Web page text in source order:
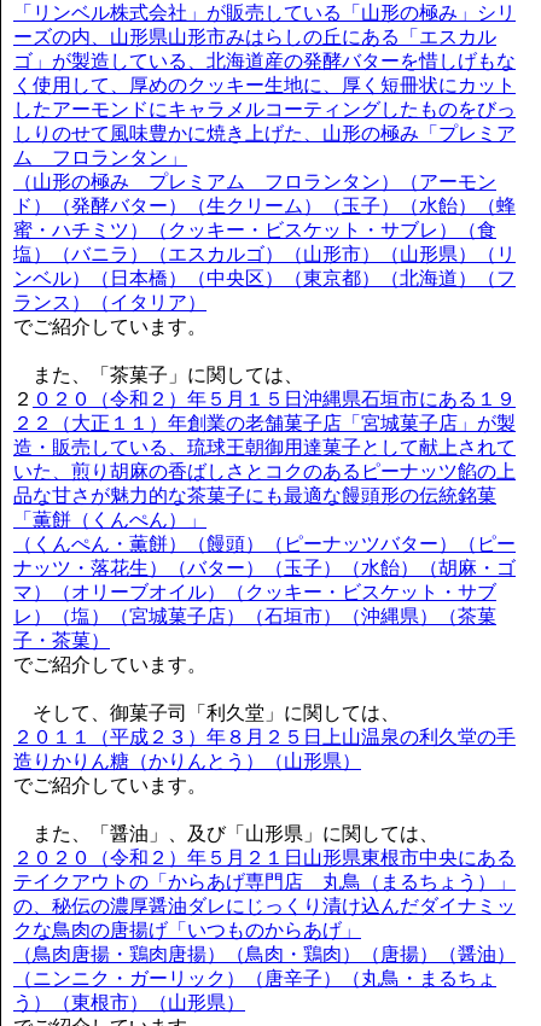
「リンベル株式会社」が販売している「山形の極み」シリ
ーズの内、山形県山形市みはらしの丘にある「エスカル
ゴ」が製造している、北海道産の発酵バターを惜しげもな
く使用して、厚めのクッキー生地に、厚く短冊状にカット
したアーモンドにキャラメルコーティングしたものをびっ
しりのせて風味豊かに焼き上げた、山形の極み「プレミア
ム フロランタン」
（山形の極み プレミアム フロランタン）（アーモン
ド）（発酵バター）（生クリーム）（玉子）（水飴）（蜂
蜜・ハチミツ）（クッキー・ビスケット・サブレ）（食
塩）（バニラ）（エスカルゴ）（山形市）（山形県）（リ
ンベル）（日本橋）（中央区）（東京都）（北海道）（フ
ランス）（イタリア）
でご紹介しています。
また、「茶菓子」に関しては、
２ ０２０（令和２）年５月１５日沖縄県石垣市にある１９
２２（大正１１）年創業の老舗菓子店「宮城菓子店」が製
造・販売している、琉球王朝御用達菓子として献上されて
いた、煎り胡麻の香ばしさとコクのあるピーナッツ餡の上
品な甘さが魅力的な茶菓子にも最適な饅頭形の伝統銘菓
「薫餅（くんぺん）」
（くんぺん・薫餅）（饅頭）（ピーナッツバター）（ピー
ナッツ・落花生）（バター）（玉子）（水飴）（胡麻・ゴ
マ）（オリーブオイル）（クッキー・ビスケット・サブ
レ）（塩）（宮城菓子店）（石垣市）（沖縄県）（茶菓
子・茶菓）
でご紹介しています。
そして、御菓子司「利久堂」に関しては、
２０１１（平成２３）年８月２５日上山温泉の利久堂の手
造りかりん糖（かりんとう）（山形県）
でご紹介しています。
また、「醤油」、及び「山形県」に関しては、
２０２０（令和２）年５月２１日山形県東根市中央にある
テイクアウトの「からあげ専門店 丸鳥（まるちょう）」
の、秘伝の濃厚醤油ダレにじっくり漬け込んだダイナミッ
クな鳥肉の唐揚げ「いつものからあげ」
（鳥肉唐揚・鶏肉唐揚）（鳥肉・鶏肉）（唐揚）（醤油）
（ニンニク・ガーリック）（唐辛子）（丸鳥・まるちょ
う）（東根市）（山形県）